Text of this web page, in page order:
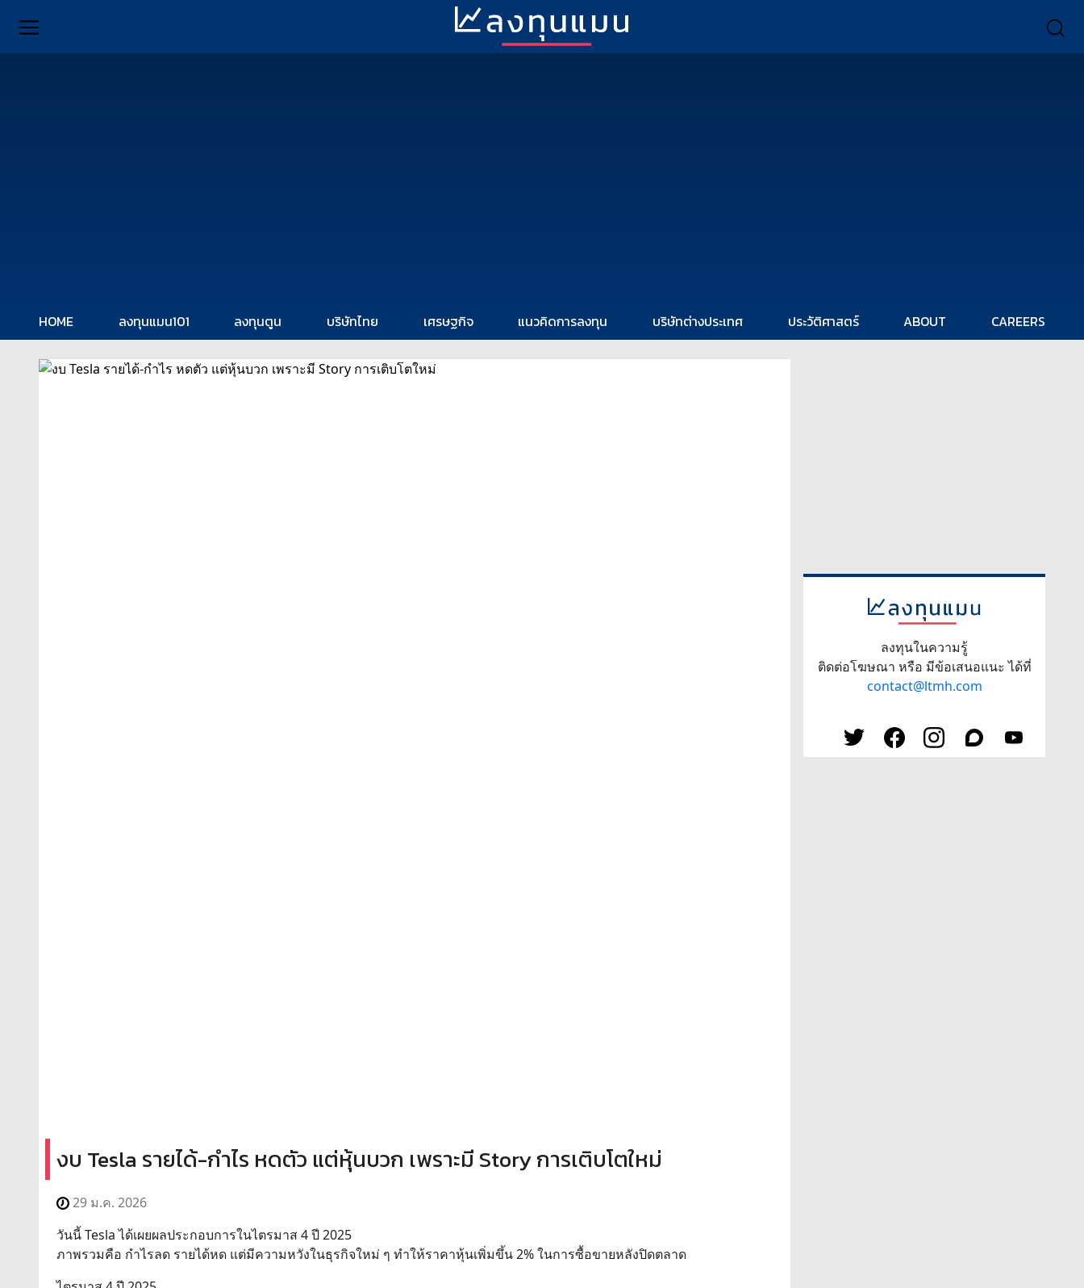
HOME ลงทุนแมน101 ลงทุนตูน บริษัทไทย เศรษฐกิจ แนวคิดการลงทุน บริษัทต่างประเทศ ประวัติศาสตร์ ABOUT CAREERS
งบ Tesla รายได้-กำไร หดตัว แต่หุ้นบวก เพราะมี Story การเติบโตใหม่
29 ม.ค. 2026
วันนี้ Tesla ได้เผยผลประกอบการในไตรมาส 4 ปี 2025
ภาพรวมคือ กำไรลด รายได้หด แต่มีความหวังในธุรกิจใหม่ ๆ ทำให้ราคาหุ้นเพิ่มขึ้น 2% ในการซื้อขายหลังปิดตลาด
ลงทุนในความรู้
ติดต่อโฆษณา หรือ มีข้อเสนอแนะ ได้ที่
contact@ltmh.com